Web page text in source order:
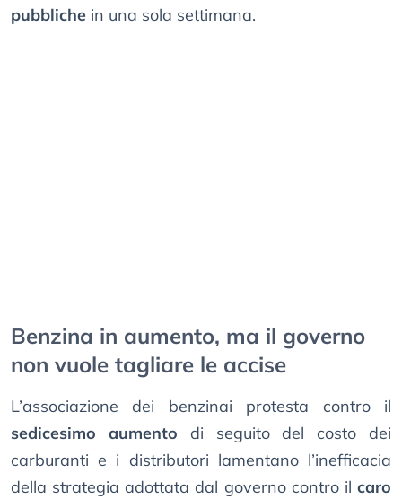
pubbliche in una sola settimana.
Benzina in aumento, ma il governo
non vuole tagliare le accise
L’associazione dei benzinai protesta contro il
sedicesimo aumento di seguito del costo dei
carburanti e i distributori lamentano l’inefficacia
della strategia adottata dal governo contro il caro